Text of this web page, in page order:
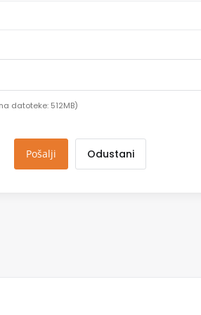
datoteke: 512MB)
Odustani